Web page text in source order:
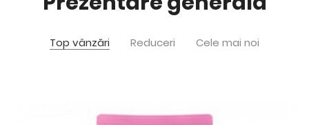
Top vânzări Reduceri Cele mai noi